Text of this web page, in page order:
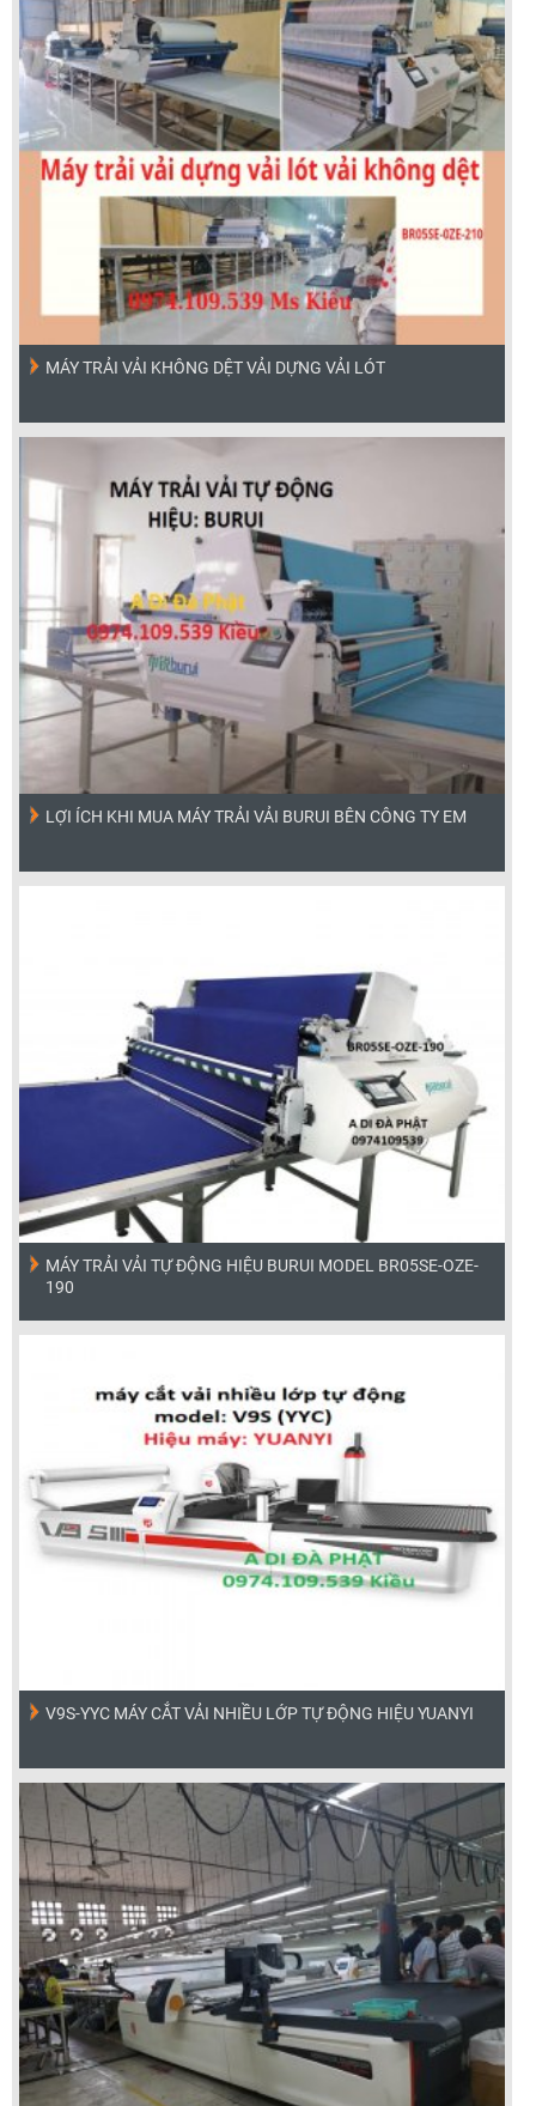
MÁY TRẢI VẢI KHÔNG DỆT VẢI DỰNG VẢI LÓT
LỢI ÍCH KHI MUA MÁY TRẢI VẢI BURUI BÊN CÔNG TY EM
MÁY TRẢI VẢI TỰ ĐỘNG HIỆU BURUI MODEL BR05SE-OZE-
190
V9S-YYC MÁY CẮT VẢI NHIỀU LỚP TỰ ĐỘNG HIỆU YUANYI